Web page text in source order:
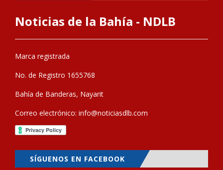
Noticias de la Bahía - NDLB
Marca registrada
No. de Registro 1655768
Bahía de Banderas, Nayarit
Correo electrónico: info@noticiasdlb.com
SÍGUENOS EN FACEBOOK